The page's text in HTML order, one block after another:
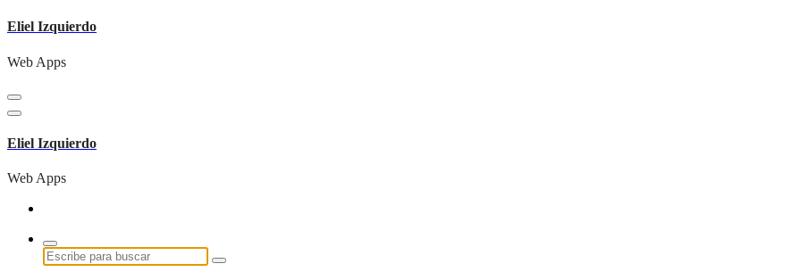
Saltar
contenido
Eliel Izquierdo
Web Apps
Eliel Izquierdo
Web Apps
Buscar: